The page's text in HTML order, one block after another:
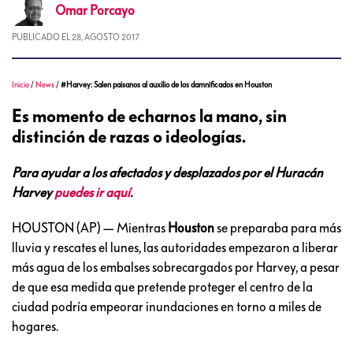
Omar Porcayo
PUBLICADO EL 28, AGOSTO 2017
Inicio / News /#Harvey: Salen paisanos al auxilio de los damnificados en Houston
Es momento de echarnos la mano, sin
distinción de razas o ideologías.
Para ayudar a los afectados y desplazados por el Huracán
Harveypuedes ir aquí.
HOUSTON (AP) — Mientras Houstonse preparaba para más
lluvia y rescates el lunes, las autoridades empezaron a liberar
más agua de los embalses sobrecargados por Harvey, a pesar
de que esa medida que pretende proteger el centro de la
ciudad podría empeorar inundaciones en torno a miles de
hogares.